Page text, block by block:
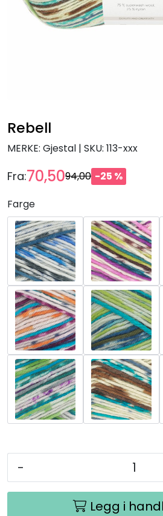
Rebell
MERKE: Gjestal | SKU: 113-xxx
Fra:70,5094,00 -25 %
Farge
-
Legg i